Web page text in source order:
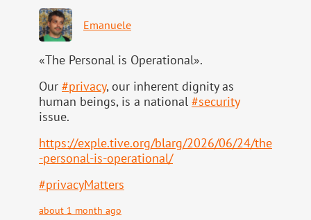
Emanuele
«The Personal is Operational».
Our #privacy, our inherent dignity as
human beings, is a national #security
issue.
https://exple.tive.org/blarg/2026/06/24/the
-personal-is-operational/
#privacyMatters
about 1 month ago